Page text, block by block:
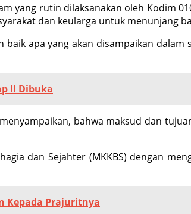
yang rutin dilaksanakan oleh Kodim
dan keularga untuk menunjang
apa yang akan disampaikan
II Dibuka
bahwa maksud dan
dan Sejahter (MKKBS) dengan
Kepada Prajuritnya